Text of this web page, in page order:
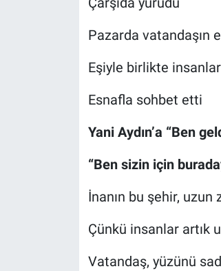
Pazarda vatandaşın
Eşiyle birlikte
Esnafla sohbet etti
Yani Aydın’a “Ben
“Ben sizin için
İnanın bu şehir,
Çünkü insanlar artık
Vatandaş, yüzünü